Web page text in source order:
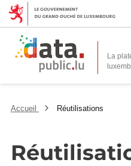
La
Accueil Réutilisations